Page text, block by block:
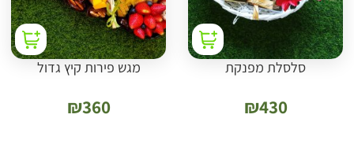
סלסלת מפנקת
₪430
מגש פירות קיץ גדול
₪360